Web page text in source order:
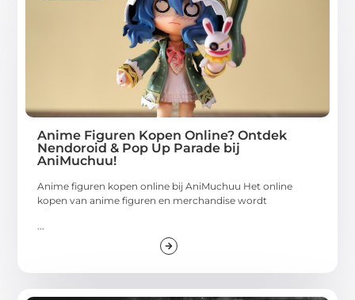
Anime Figuren Kopen Online? Ontdek
Nendoroid & Pop Up Parade bij
AniMuchuu!
Anime figuren kopen online bij AniMuchuu Het online
kopen van anime figuren en merchandise wordt
...